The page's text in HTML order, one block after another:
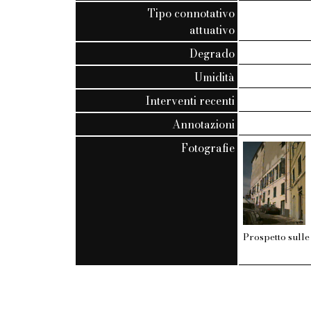
Tipo connotativo
attuativo
Degrado
Umidità
Interventi recenti
Annotazioni
Fotografie